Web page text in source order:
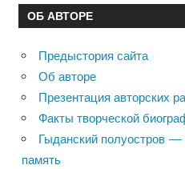
ОБ АВТОРЕ
Предыстория сайта
Об авторе
Презентация авторских
Факты творческой
Гыданский полуостров —
память